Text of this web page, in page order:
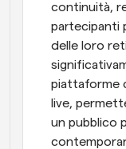
continuità,
partecipanti
delle loro
piattaforme
live,
un pubblico